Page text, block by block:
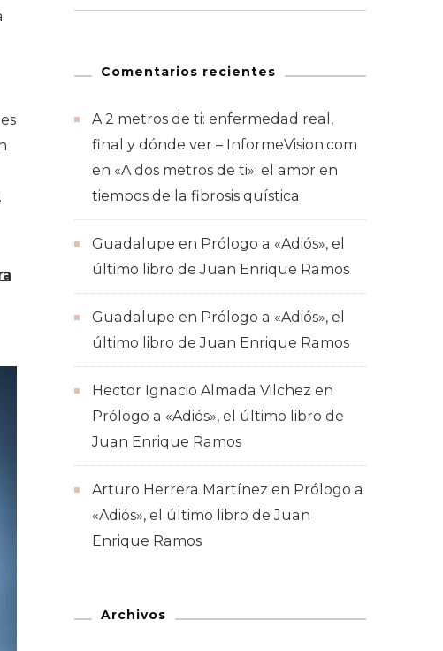
Comentarios recientes
A 2 metros de ti: enfermedad real,
final y dónde ver – InformeVision.com
en «A dos metros de ti»: el amor en
tiempos de la fibrosis quística
Guadalupe en Prólogo a «Adiós», el
último libro de Juan Enrique Ramos
Guadalupe en Prólogo a «Adiós», el
último libro de Juan Enrique Ramos
Hector Ignacio Almada Vilchez en
Prólogo a «Adiós», el último libro de
Juan Enrique Ramos
Arturo Herrera Martínez en Prólogo a
«Adiós», el último libro de Juan
Enrique Ramos
Archivos